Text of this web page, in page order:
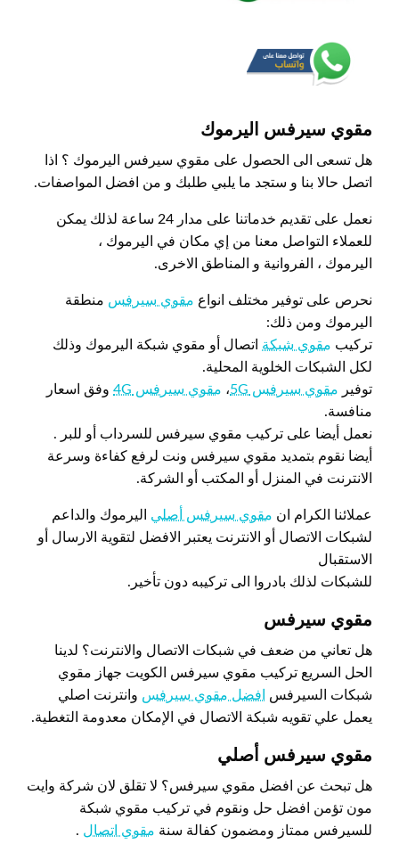
مقوي سيرفس اليرموك
هل تسعى الى الحصول على مقوي سيرفس اليرموك ؟ اذا
اتصل حالا بنا و ستجد ما يلبي طلبك و من افضل المواصفات.
نعمل على تقديم خدماتنا على مدار 24 ساعة لذلك يمكن
للعملاء التواصل معنا من إي مكان في اليرموك ،
اليرموك ، الفروانية و المناطق الاخرى.
نحرص على توفير مختلف انواع مقوي سيرفس منطقة
اليرموك ومن ذلك:
تركيب مقوي شبكة اتصال أو مقوي شبكة اليرموك وذلك
لكل الشبكات الخلوية المحلية.
توفير مقوي سيرفس 5G ، مقوي سيرفس 4G
وفق اسعار
منافسة.
نعمل أيضا على تركيب مقوي سيرفس للسرداب أو للبر .
أيضا نقوم بتمديد مقوي سيرفس ونت لرفع كفاءة وسرعة
الانترنت في المنزل أو المكتب أو الشركة.
عملائنا الكرام ان مقوي سيرفس أصلي اليرموك والداعم
لشبكات الاتصال أو الانترنت يعتبر الافضل لتقوية الارسال أو
الاستقبال
للشبكات لذلك بادروا الى تركيبه دون تأخير.
مقوي سيرفس
هل تعاني من ضعف في شبكات الاتصال والانترنت؟ لدينا
الحل السريع تركيب مقوي سيرفس الكويت جهاز مقوي
شبكات السيرفس
افضل مقوي سيرفس وانترنت اصلي
يعمل علي تقويه شبكة الاتصال في الإمكان معدومة التغطية.
مقوي سيرفس أصلي
هل تبحث عن افضل مقوي سيرفس؟ لا تقلق لان شركة وايت
مون تؤمن افضل حل ونقوم في تركيب مقوي شبكة
للسيرفس ممتاز ومضمون كفالة سنة مقوي اتصال .